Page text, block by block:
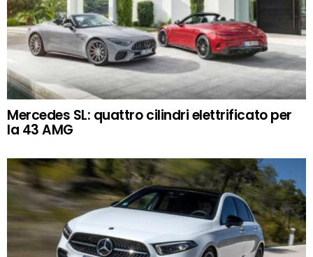
Mercedes SL: quattro cilindri elettrificato per
la 43 AMG